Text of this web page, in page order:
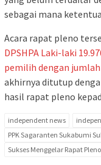
sebagai mana
Acara rapat pleno
DPSHPA Laki-laki
pemilih dengan
akhirnya ditutup
hasil rapat pleno
independent news
PPK Sagaranten Sukabumi
Sukses Menggelar Rapat Pleno